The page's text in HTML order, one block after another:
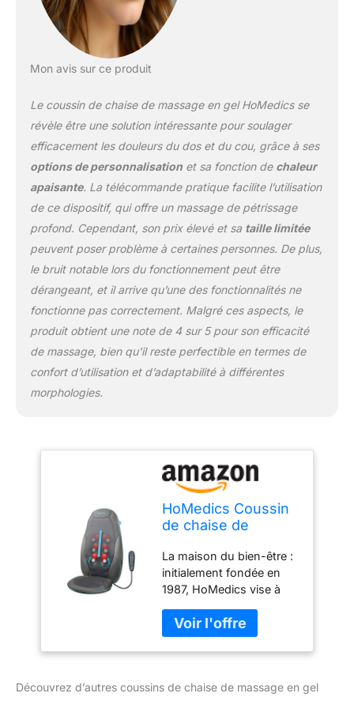
domicile : avoir un
HoMedics est léger,
ajout à chaque foyer.
Personnalisez votre
massage : vous pouvez
profiter d'une
démonstration complète
des fonctionnalités de
massage du dos en gel,
puis commencer à
mélanger et assortir
jusqu'à 10 programmes
niveaux d'intensité.
Chaleur apaisante : la
fonction de chaleur
apaisante introduira une
chaleur croissante tout
fatigués.
Mon avis sur ce produit
Le coussin de chaise de massage en gel HoMedics se
révèle être une solution intéressante pour soulager
efficacement les douleurs du dos et du cou, grâce à ses
options de personnalisationet sa fonction de chaleur
apaisante. La télécommande pratique facilite l’utilisation
de ce dispositif, qui offre un massage de pétrissage
profond. Cependant, son prix élevé et sa taille limitée
peuvent poser problème à certaines personnes. De plus,
le bruit notable lors du fonctionnement peut être
dérangeant, et il arrive qu’une des fonctionnalités ne
fonctionne pas correctement. Malgré ces aspects, le
produit obtient une note de 4 sur 5 pour son efficacité
de massage, bien qu’il reste perfectible en termes de
confort d’utilisation et d’adaptabilité à différentes
morphologies.
HoMedics Coussin
de chaise de
pour massage du
dos, relaxer le dos,
le cou, les épaules,
pétrissage profond,
chaleur apaisante,
nœud de gel,
traitement au
pour la maison
La maison du bien-être :
initialement fondée en
1987, HoMedics vise à
domestique sain qui
vous aide à détendre
votre corps, à vous
simplifier la vie.
Découvrez d’autres coussins de chaise de massage en gel